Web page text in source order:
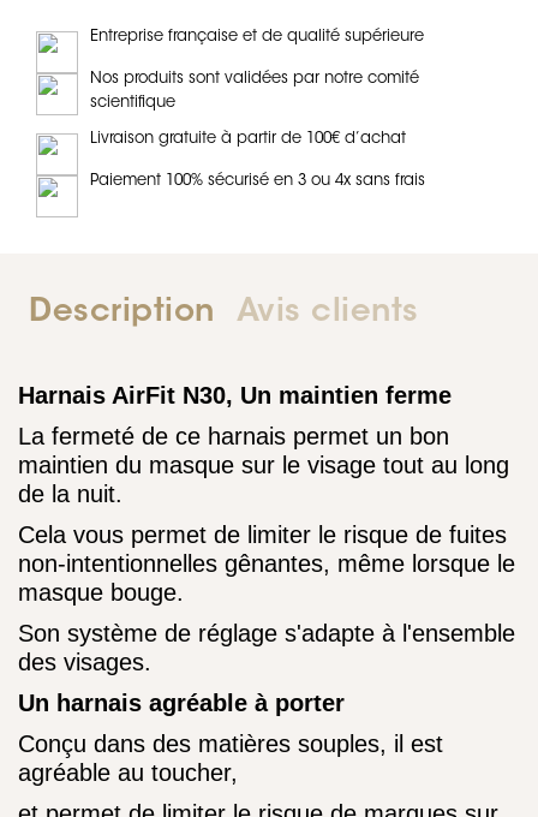
Entreprise française et de qualité supérieure
Nos produits sont validées par notre comité
scientifique
Livraison gratuite à partir de 100€ d’achat
Paiement 100% sécurisé en 3 ou 4x sans frais
Description Avis clients
Harnais AirFit N30, Un maintien ferme
La fermeté de ce harnais permet un bon
maintien du masque sur le visage tout au long
de la nuit.
Cela vous permet de limiter le risque de fuites
non-intentionnelles gênantes, même lorsque le
masque bouge.
Son système de réglage s'adapte à l'ensemble
des visages.
Un harnais agréable à porter
Conçu dans des matières souples, il est
agréable au toucher,